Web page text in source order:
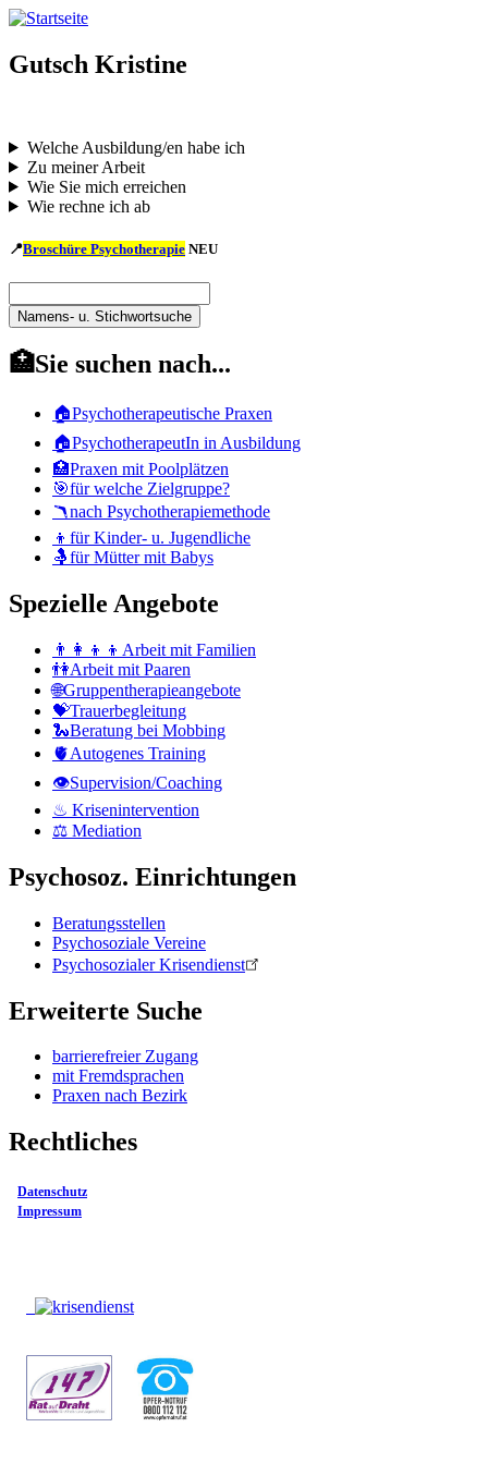
Direkt
Inhalt
Gutsch Kristine
Welche Ausbildung/en habe ich
Zu meiner Arbeit
Wie Sie mich erreichen
Wie rechne ich ab
📍Broschüre Psychotherapie NEU
Namens-
u.
Stichwortsuche
u.
Stichwortsuche
🏥Sie suchen nach...
🏠Psychotherapeutische Praxen
🏠PsychotherapeutIn in Ausbildung
🏥Praxen mit Poolplätzen
🎯für welche Zielgruppe?
🪃nach Psychotherapiemethode
👦für Kinder- u. Jugendliche
🤱für Mütter mit Babys
Spezielle Angebote
👨‍👩‍👦‍👦Arbeit mit Familien
👫Arbeit mit Paaren
🌐Gruppentherapieangebote
💝Trauerbegleitung
🐍Beratung bei Mobbing
🫀Autogenes Training
👁Supervision/Coaching
♨ Krisenintervention
⚖ Mediation
Psychosoz. Einrichtungen
Beratungsstellen
Psychosoziale Vereine
Psychosozialer Krisendienst
Erweiterte Suche
barrierefreier Zugang
mit Fremdsprachen
Praxen nach Bezirk
Rechtliches
Datenschutz
Impressum